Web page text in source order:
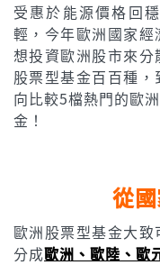
受惠於能源價格回
輕，今年歐洲國家
想投資歐洲股市來
股票型基金百百種
向比較5檔熱門的歐
金！
從
歐洲股票型基金大
分成歐洲、歐陸、歐